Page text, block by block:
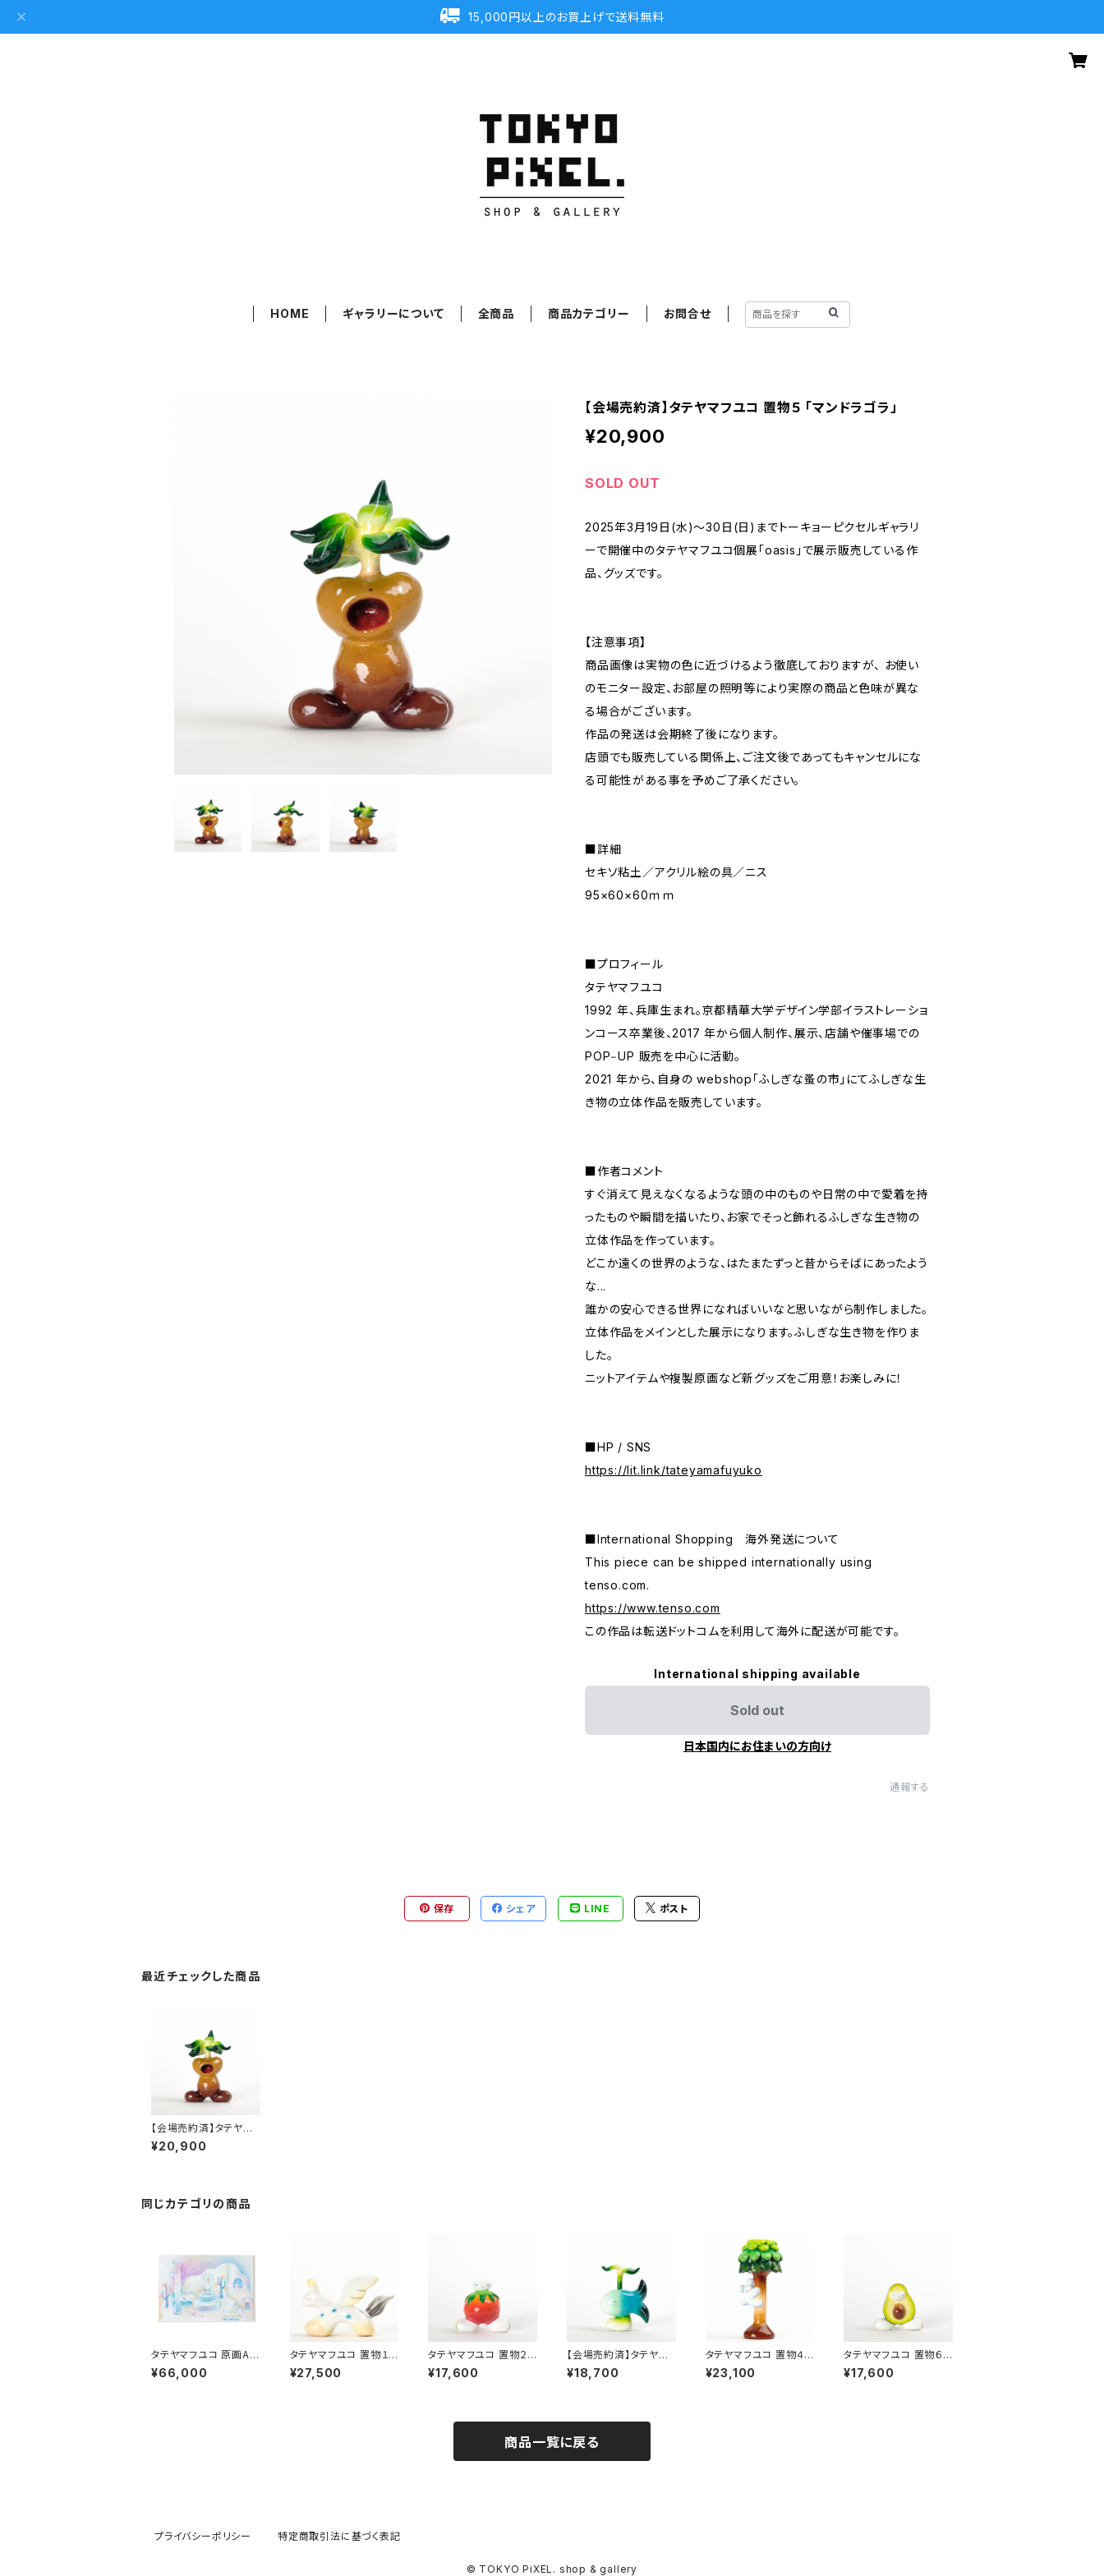
15,000円以上のお買上げで送料無料
HOME ギャラリーについて 全商品 商品カテゴリー お問合せ
【会場売約済】タテヤマフユコ 置物５ 「マンドラゴラ」
¥20,900
SOLD OUT
2025年3月19日(水)〜30日(日)までトーキョーピクセルギャラリ
ーで開催中のタテヤマフユコ個展「oasis」で展示販売している作
品、グッズです。
【注意事項】
商品画像は実物の色に近づけるよう徹底しておりますが、 お使い
のモニター設定、お部屋の照明等により実際の商品と色味が異な
る場合がございます。
作品の発送は会期終了後になります。
店頭でも販売している関係上、ご注文後であってもキャンセルにな
る可能性がある事を予めご了承ください。
■詳細
セキソ粘土／アクリル絵の具／ニス
95×60×60ｍｍ
■プロフィール
タテヤマフユコ
1992 年、兵庫生まれ。京都精華大学デザイン学部イラストレーショ
ンコース卒業後、2017 年から個人制作、展示、店舗や催事場での
POP‒UP 販売を中心に活動。
2021 年から、自身の webshop「ふしぎな蚤の市」にてふしぎな生
き物の立体作品を販売しています。
■作者コメント
すぐ消えて見えなくなるような頭の中のものや日常の中で愛着を持
ったものや瞬間を描いたり、お家でそっと飾れるふしぎな生き物の
立体作品を作っています。
どこか遠くの世界のような、はたまたずっと昔からそばにあったよう
な...
誰かの安心できる世界になればいいなと思いながら制作しました。
立体作品をメインとした展示になります。ふしぎな生き物を作りま
した。
ニットアイテムや複製原画など新グッズをご用意！お楽しみに！
■HP / SNS
https://lit.link/tateyamafuyuko
■International Shopping 海外発送について
This piece can be shipped internationally using
tenso.com.
https://www.tenso.com
この作品は転送ドットコムを利用して海外に配送が可能です。
International shipping available
Sold out
日本国内にお住まいの方向け
通報する
保存 シェア LINE ポスト
最近チェックした商品
【会場売約済】タテヤマ
フユコ 置物５ 「マンドラ
ゴラ」
¥20,900
同じカテゴリの商品
タテヤマフユコ 原画A
「white world」
¥66,000
タテヤマフユコ 置物１
「ペガサス」
¥27,500
タテヤマフユコ 置物２
「トマトキメラ」
¥17,600
【会場売約済】タテヤマ
フユコ 置物３ 「葉っぱ
のあしでか魚」
¥18,700
タテヤマフユコ 置物４
「木のぼりさん」
¥23,100
タテヤマフユコ 置物６
「アボカドキメラ」
¥17,600
商品一覧に戻る
プライバシーポリシー 特定商取引法に基づく表記
© TOKYO PiXEL. shop & gallery